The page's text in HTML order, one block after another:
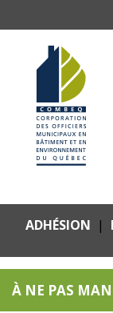
ADHÉSION |
À NE PAS